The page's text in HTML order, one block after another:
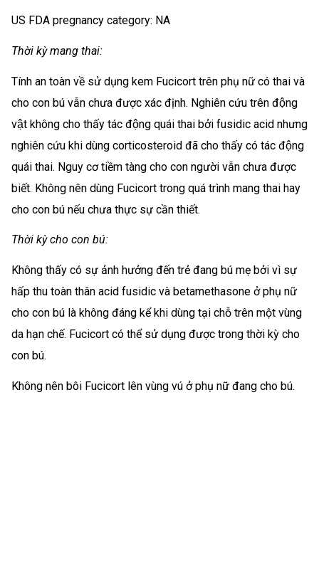
US FDA pregnancy category: NA
Thời kỳ mang thai:
Tính an toàn về sử dụng kem Fucicort trên phụ nữ có thai và
cho con bú vẫn chưa được xác định. Nghiên cứu trên động
vật không cho thấy tác động quái thai bởi fusidic acid nhưng
nghiên cứu khi dùng corticosteroid đã cho thấy có tác động
quái thai. Nguy cơ tiềm tàng cho con người vẫn chưa được
biết. Không nên dùng Fucicort trong quá trình mang thai hay
cho con bú nếu chưa thực sự cần thiết.
Thời kỳ cho con bú:
Không thấy có sự ảnh hưởng đến trẻ đang bú mẹ bởi vì sự
hấp thu toàn thân acid fusidic và betamethasone ở phụ nữ
cho con bú là không đáng kể khi dùng tại chỗ trên một vùng
da hạn chế. Fucicort có thể sử dụng được trong thời kỳ cho
con bú.
Không nên bôi Fucicort lên vùng vú ở phụ nữ đang cho bú.